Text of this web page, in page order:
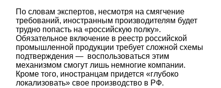
По словам экспертов, несмотря на смягчение
требований, иностранным производителям будет
трудно попасть на «российскую полку».
Обязательное включение в реестр российской
промышленной продукции требует сложной схемы
подтверждения — воспользоваться этим
механизмом смогут лишь немногие компании.
Кроме того, иностранцам придется «глубоко
локализовать» свое производство в РФ.